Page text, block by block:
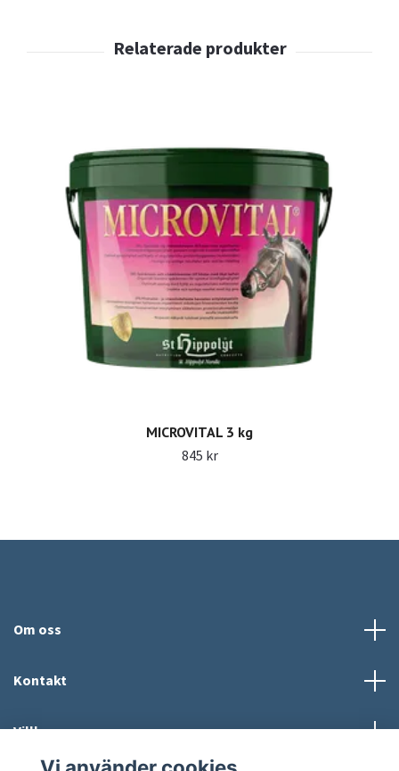
MICROVITAL 3 kg
845 kr
Om oss
Kontakt
Villkor